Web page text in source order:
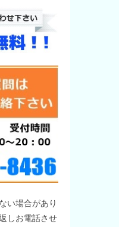
い場合があり
しお電話させ